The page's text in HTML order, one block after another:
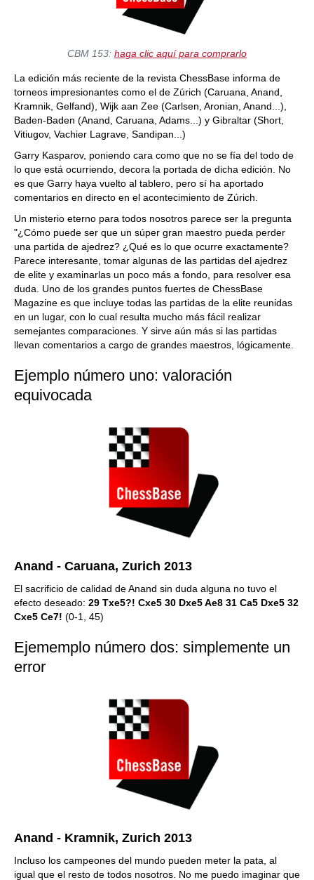
CBM 153: haga clic aquí para comprarlo
La edición más reciente de la revista ChessBase informa de
torneos impresionantes como el de Zúrich (Caruana, Anand,
Kramnik, Gelfand), Wijk aan Zee (Carlsen, Aronian, Anand...),
Baden-Baden (Anand, Caruana, Adams...) y Gibraltar (Short,
Vitiugov, Vachier Lagrave, Sandipan...)
Garry Kasparov, poniendo cara como que no se fía del todo de
lo que está ocurriendo, decora la portada de dicha edición. No
es que Garry haya vuelto al tablero, pero sí ha aportado
comentarios en directo en el acontecimiento de Zúrich.
Un misterio eterno para todos nosotros parece ser la pregunta
"¿Cómo puede ser que un súper gran maestro pueda perder
una partida de ajedrez? ¿Qué es lo que ocurre exactamente?
Parece interesante, tomar algunas de las partidas del ajedrez
de elite y examinarlas un poco más a fondo, para resolver esa
duda. Uno de los grandes puntos fuertes de ChessBase
Magazine es que incluye todas las partidas de la elite reunidas
en un lugar, con lo cual resulta mucho más fácil realizar
semejantes comparaciones. Y sirve aún más si las partidas
llevan comentarios a cargo de grandes maestros, lógicamente.
Ejemplo número uno: valoración
equivocada
Anand - Caruana, Zurich 2013
El sacrificio de calidad de Anand sin duda alguna no tuvo el
efecto deseado: 29 Txe5?! Cxe5 30 Dxe5 Ae8 31 Ca5 Dxe5 32
Cxe5 Ce7! (0-1, 45)
Ejememplo número dos: simplemente un
error
Anand - Kramnik, Zurich 2013
Incluso los campeones del mundo pueden meter la pata, al
igual que el resto de todos nosotros. No me puedo imaginar que